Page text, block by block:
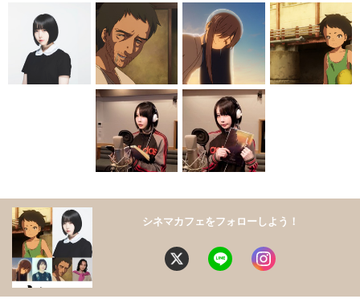
シネマカフェをフォローしよう！